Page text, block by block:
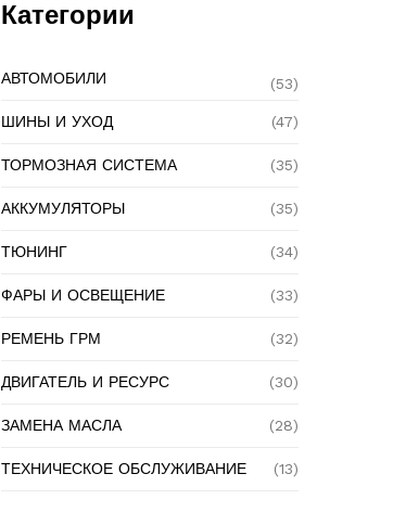
Категории
АВТОМОБИЛИ (53)
ШИНЫ И УХОД (47)
ТОРМОЗНАЯ СИСТЕМА (35)
АККУМУЛЯТОРЫ (35)
ТЮНИНГ (34)
ФАРЫ И ОСВЕЩЕНИЕ (33)
РЕМЕНЬ ГРМ (32)
ДВИГАТЕЛЬ И РЕСУРС (30)
ЗАМЕНА МАСЛА (28)
ТЕХНИЧЕСКОЕ ОБСЛУЖИВАНИЕ (13)